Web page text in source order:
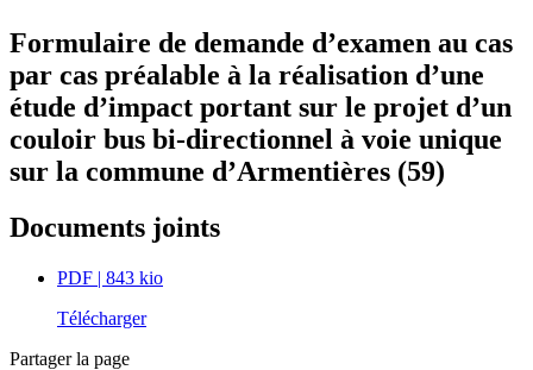
Formulaire de demande d’examen au cas
par cas préalable à la réalisation d’une
étude d’impact portant sur le projet d’un
couloir bus bi-directionnel à voie unique
sur la commune d’Armentières (59)
Documents joints
PDF | 843 kio
Télécharger
Partager la page